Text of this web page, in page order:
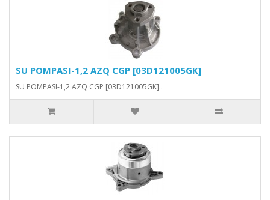
SU POMPASI-1,2 AZQ CGP [03D121005GK]
SU POMPASI-1,2 AZQ CGP [03D121005GK]..